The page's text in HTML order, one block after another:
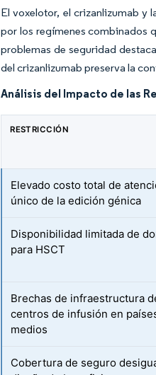
El voxelotor, el crizanlizumab y
por los regímenes combinados
problemas de seguridad
del crizanlizumab preserva la
Análisis del Impacto de las
RESTRICCIÓN
Elevado costo total de
único de la edición génica
Disponibilidad limitada de
para HSCT
Brechas de infraestructura
centros de infusión en
medios
Cobertura de seguro